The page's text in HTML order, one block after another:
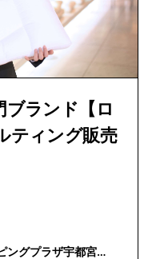
ブランド【ロ
ティング販売
ングプラザ宇都宮